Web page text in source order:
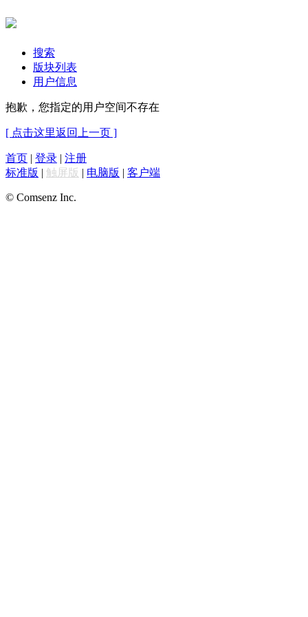
搜索
版块列表
用户信息
抱歉，您指定的用户空间不存在
[ 点击这里返回上一页 ]
首页 | 登录 | 注册
标准版 | 触屏版 | 电脑版 | 客户端
© Comsenz Inc.